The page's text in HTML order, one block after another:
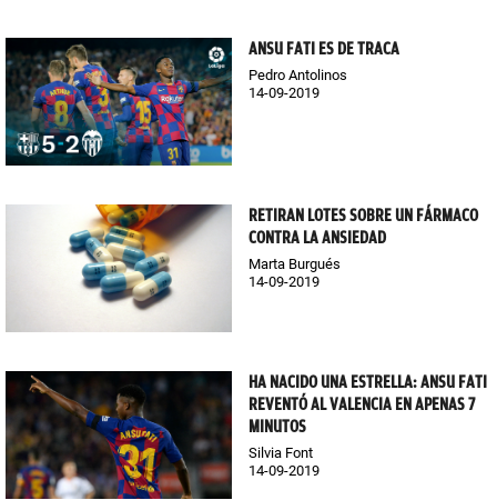
ANSU FATI ES DE TRACA
Pedro Antolinos
14-09-2019
RETIRAN LOTES SOBRE UN FÁRMACO
CONTRA LA ANSIEDAD
Marta Burgués
14-09-2019
HA NACIDO UNA ESTRELLA: ANSU FATI
REVENTÓ AL VALENCIA EN APENAS 7
MINUTOS
Silvia Font
14-09-2019